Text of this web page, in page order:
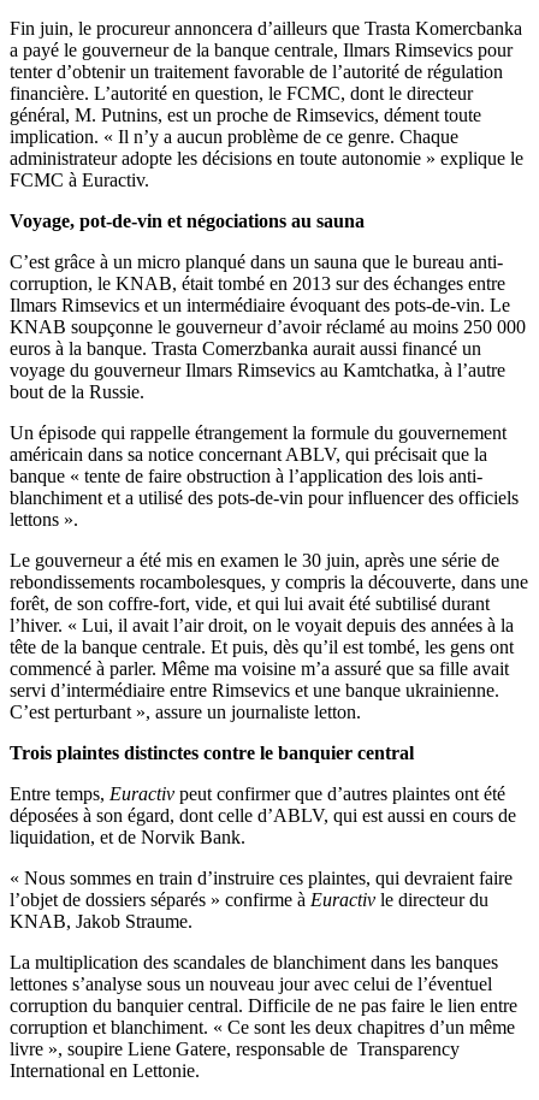
Fin juin, le procureur annoncera d’ailleurs que Trasta Komercbanka
a payé le gouverneur de la banque centrale, Ilmars Rimsevics pour
tenter d’obtenir un traitement favorable de l’autorité de régulation
financière. L’autorité en question, le FCMC, dont le directeur
général, M. Putnins, est un proche de Rimsevics, dément toute
implication. « Il n’y a aucun problème de ce genre. Chaque
administrateur adopte les décisions en toute autonomie » explique le
FCMC à Euractiv.
Voyage, pot-de-vin et négociations au sauna
C’est grâce à un micro planqué dans un sauna que le bureau anti-
corruption, le KNAB, était tombé en 2013 sur des échanges entre
Ilmars Rimsevics et un intermédiaire évoquant des pots-de-vin. Le
KNAB soupçonne le gouverneur d’avoir réclamé au moins 250 000
euros à la banque. Trasta Comerzbanka aurait aussi financé un
voyage du gouverneur Ilmars Rimsevics au Kamtchatka, à l’autre
bout de la Russie.
Un épisode qui rappelle étrangement la formule du gouvernement
américain dans sa notice concernant ABLV, qui précisait que la
banque « tente de faire obstruction à l’application des lois anti-
blanchiment et a utilisé des pots-de-vin pour influencer des officiels
lettons ».
Le gouverneur a été mis en examen le 30 juin, après une série de
rebondissements rocambolesques, y compris la découverte, dans une
forêt, de son coffre-fort, vide, et qui lui avait été subtilisé durant
l’hiver. « Lui, il avait l’air droit, on le voyait depuis des années à la
tête de la banque centrale. Et puis, dès qu’il est tombé, les gens ont
commencé à parler. Même ma voisine m’a assuré que sa fille avait
servi d’intermédiaire entre Rimsevics et une banque ukrainienne.
C’est perturbant », assure un journaliste letton.
Trois plaintes distinctes contre le banquier central
Entre temps, Euractiv peut confirmer que d’autres plaintes ont été
déposées à son égard, dont celle d’ABLV, qui est aussi en cours de
liquidation, et de Norvik Bank.
« Nous sommes en train d’instruire ces plaintes, qui devraient faire
l’objet de dossiers séparés » confirme à Euractiv le directeur du
KNAB, Jakob Straume.
La multiplication des scandales de blanchiment dans les banques
lettones s’analyse sous un nouveau jour avec celui de l’éventuel
corruption du banquier central. Difficile de ne pas faire le lien entre
corruption et blanchiment. « Ce sont les deux chapitres d’un même
livre », soupire Liene Gatere, responsable de Transparency
International en Lettonie.